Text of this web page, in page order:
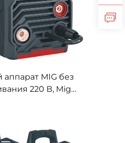
MIG без
220 В, Mig-
универсальный
аппарат MIG